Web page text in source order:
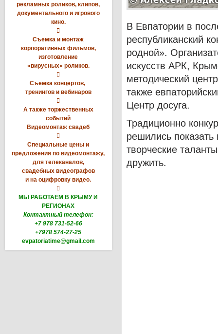
рекламных роликов, клипов,
документального и игрового
кино.

Съемка и монтаж
корпоративных фильмов,
изготовление
«вирусных» роликов.

Съемка концертов,
тренингов и вебинаров

А также торжественных
событий
Видеомонтаж свадеб

Специальные цены и
предложения по видеомонтажу,
для телеканалов,
свадебных видеографов
и на оцифровку видео.

МЫ РАБОТАЕМ В КРЫМУ И
РЕГИОНАХ
Контактный телефон:
+7 978 731-52-66
+7978 574-27-25
evpatoriatime@gmail.com
В Евпатории в
республиканский
родной».
искусств АРК,
методический
также
Центр досуга.
Традиционно
решились
творческие
дружить.